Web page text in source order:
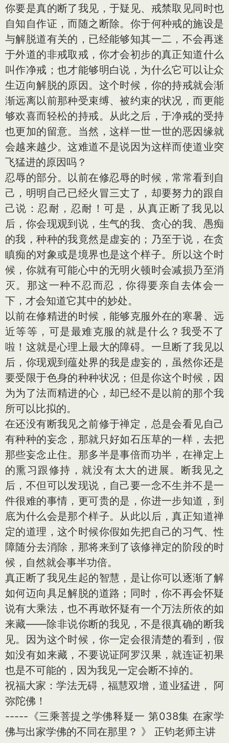
你要是真的断了我见，于疑见、戒禁取见同时也
自知自作证，而随之断除。你于何种戒的施设是
与解脱道有关的，已经能够知其一二，不会再迷
于外道的非戒取戒，你才会初步的真正知道什么
叫作净戒；也才能够明白说，为什么它可以让众
生迈向解脱的原因。这个时候，你的持戒就会渐
渐远离以前那种受束缚、被约束的状况，而更能
够欢喜而轻松的持戒。从此之后，于净戒的受持
也更加的留意。当然，这样一世一世的恶因缘就
会越来越少。这难道不是说因为这样而使道业突
飞猛进的原因吗？
忍辱的部分。以前在修忍辱的时候，常常看到自
己，明明自己已经火冒三丈了，却要努力的跟自
己说：忍耐，忍耐！可是，从真正断了我见以
后，你会现观到说，生气的我、贪心的我、愚痴
的我，种种的我竟然是虚妄的；乃至于说，在贪
瞋痴的对象或是境界也是这个样子。所以这个时
候，你就有可能心中的无明火顿时会减损乃至消
灭。那这一种不忍而忍，你得要亲自去体会一
下，才会知道它其中的妙处。
以前在修精进的时候，能够克服外在的寒暑、远
近等等，可是最难克服的就是什么？我受不了
啦！这就是心理上最大的障碍。一旦断了我见以
后，你现观到蕴处界的我是虚妄的，虽然你还是
要受限于色身的种种状况；但是你这个时候，因
为为了法而精进的心，却已经不是以前的那个我
所可以比拟的。
在还没有断我见之前修于禅定，总是会看见自己
有种种的妄念，那就只好如石压草的一样，去把
那些妄念止住。那多半是事倍而功半，在禅定上
的熏习跟修持，就没有太大的进展。断我见之
后，不但可以发现说，自己要一念不生并不是一
件很难的事情，更可贵的是，你进一步知道，到
底为什么会是那个样子。从此以后，真正知道禅
定的道理，这个时候你假如先把自己的习气、性
障随分去消除，那将来到了该修禅定的阶段的时
候，自然就会事半功倍。
真正断了我见生起的智慧，是让你可以逐渐了解
如何迈向具足解脱的道路；同时，你不再会怀疑
说有大乘法，也不再敢怀疑有一个万法所依的如
来藏——除非说你断的我见，不是很真确的断我
见。因为这个时候，你一定会很清楚的看到，假
如没有如来藏，不要说证阿罗汉果，就连证初果
也是不可能的，因为我见一定会断不掉的。
祝福大家：学法无碍，福慧双增，道业猛进， 阿
弥陀佛！
-----《三乘菩提之学佛释疑一 第038集 在家学
佛与出家学佛的不同在那里？ 》 正钧老师主讲